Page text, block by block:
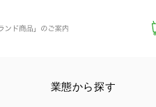
業態から探す